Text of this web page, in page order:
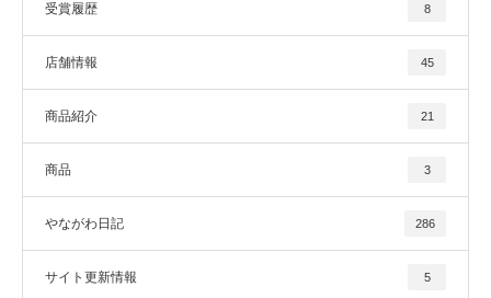
受賞履歴 8
店舗情報 45
商品紹介 21
商品 3
やながわ日記 286
サイト更新情報 5